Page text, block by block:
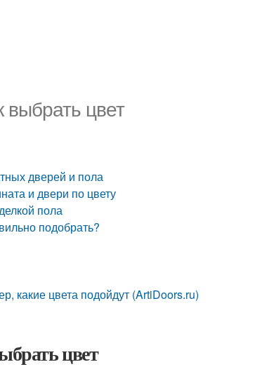
выбрать цвет
дверей и пола
и двери по цвету
пола
подобрать?
какие цвета подойдут (ArtiDoors.ru)
цвет